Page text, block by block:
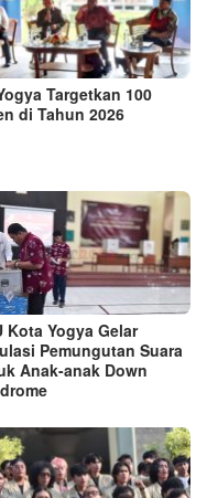
Targetkan 100
di Tahun 2026
Kota Yogya Gelar
Pemungutan Suara
Anak-anak Down